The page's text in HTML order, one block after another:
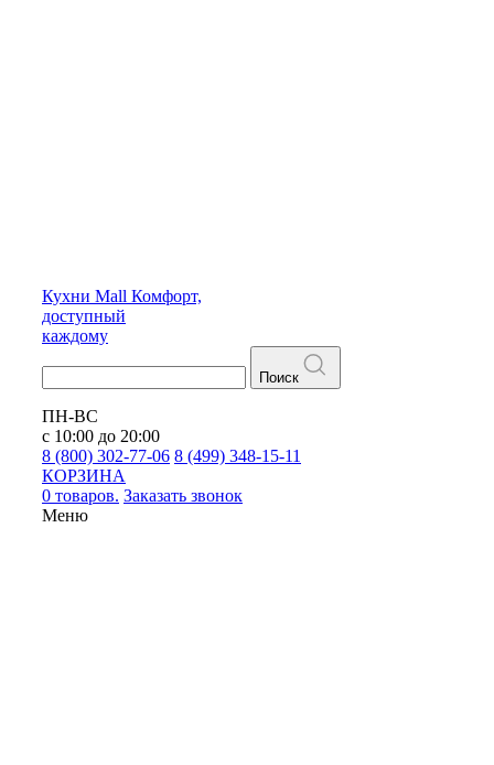
Кухни Mall Комфорт,
доступный
каждому
Поиск
ПН-ВС
с 10:00 до 20:00
8 (800) 302-77-06 8 (499) 348-15-11
КОРЗИНА
0 товаров. Заказать звонок
Меню